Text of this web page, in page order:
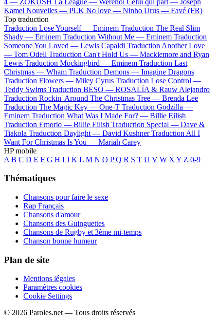
Kamel Nouvelles — PLK No love — Ninho Urus — Favé (FR)
Top traduction
Traduction Lose Yourself — Eminem Traduction The Real Slim
Shady — Eminem Traduction Without Me — Eminem Traduction
Someone You Loved — Lewis Capaldi Traduction Another Love
— Tom Odell Traduction Can't Hold Us — Macklemore and Ryan
Lewis Traduction Mockingbird — Eminem Traduction Last
Christmas — Wham Traduction Demons — Imagine Dragons
Traduction Flowers — Miley Cyrus Traduction Lose Control —
Teddy Swims Traduction BESO — ROSALÍA & Rauw Alejandro
Traduction Rockin' Around The Christmas Tree — Brenda Lee
Traduction The Magic Key — One-T Traduction Godzilla —
Eminem Traduction What Was I Made For? — Billie Eilish
Traduction Emorio — Billie Eilish Traduction Special — Dave &
Tiakola Traduction Daylight — David Kushner Traduction All I
Want For Christmas Is You — Mariah Carey
HP mobile
A B C D E F G H I J K L M N O P Q R S T U V W X Y Z 0-9
Thématiques
Chansons pour faire le sexe
Rap Français
Chansons d'amour
Chansons des Guinguettes
Chansons de Rugby et 3ème mi-temps
Chanson bonne humeur
Plan de site
Mentions légales
Paramètres cookies
Cookie Settings
© 2026 Paroles.net — Tous droits réservés